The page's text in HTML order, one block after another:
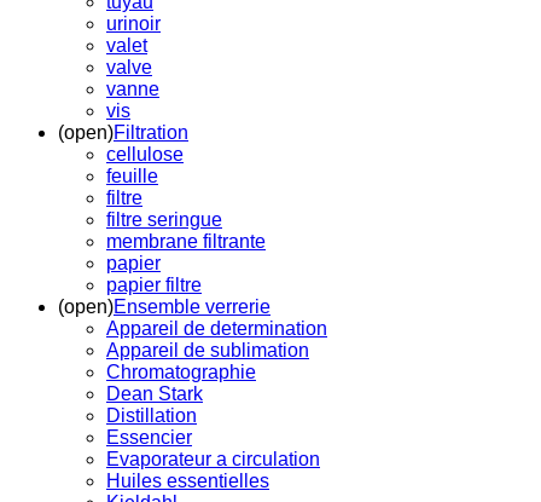
urinoir
valet
valve
vanne
vis
(open)Filtration
cellulose
feuille
filtre
filtre seringue
membrane filtrante
papier
papier filtre
(open)Ensemble verrerie
Appareil de determination
Appareil de sublimation
Chromatographie
Dean Stark
Distillation
Essencier
Evaporateur a circulation
Huiles essentielles